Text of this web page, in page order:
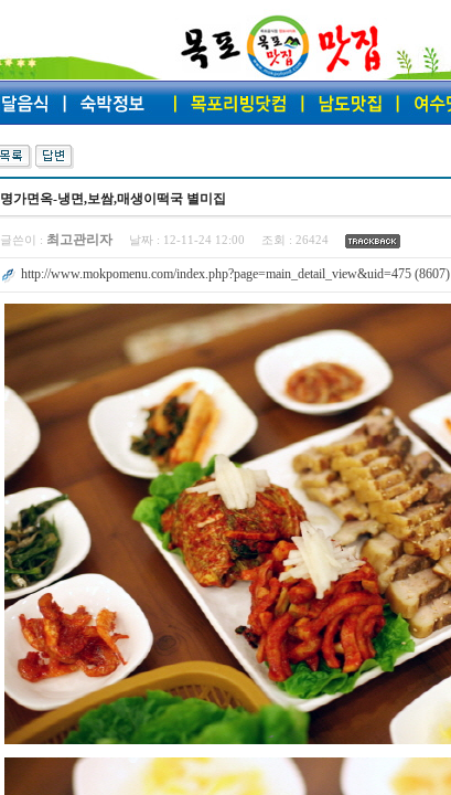
명가면옥-냉면,보쌈,매생이떡국 별미집
글쓴이 : 최고관리자 날짜 : 12-11-24 12:00 조회 : 26424
http://www.mokpomenu.com/index.php?page=main_detail_view&uid=475 (8607)